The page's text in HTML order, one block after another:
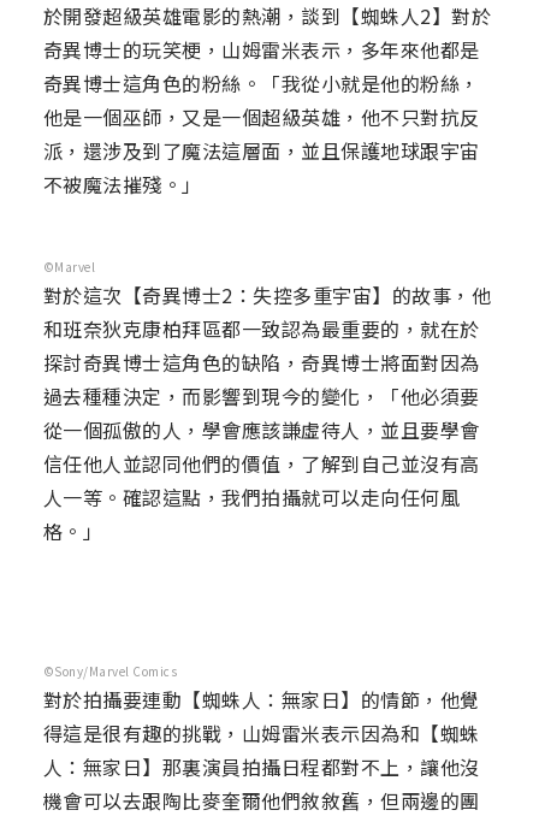
於開發超級英雄電影的熱潮，談到【蜘蛛人2】對於
奇異博士的玩笑梗，山姆雷米表示，多年來他都是
奇異博士這角色的粉絲。「我從小就是他的粉絲，
他是一個巫師，又是一個超級英雄，他不只對抗反
派，還涉及到了魔法這層面，並且保護地球跟宇宙
不被魔法摧殘。」
©Marvel
對於這次【奇異博士2：失控多重宇宙】的故事，他
和班奈狄克康柏拜區都一致認為最重要的，就在於
探討奇異博士這角色的缺陷，奇異博士將面對因為
過去種種決定，而影響到現今的變化，「他必須要
從一個孤傲的人，學會應該謙虛待人，並且要學會
信任他人並認同他們的價值，了解到自己並沒有高
人一等。確認這點，我們拍攝就可以走向任何風
格。」
©Sony/Marvel Comics
對於拍攝要連動【蜘蛛人：無家日】的情節，他覺
得這是很有趣的挑戰，山姆雷米表示因為和【蜘蛛
人：無家日】那裏演員拍攝日程都對不上，讓他沒
機會可以去跟陶比麥奎爾他們敘敘舊，但兩邊的團